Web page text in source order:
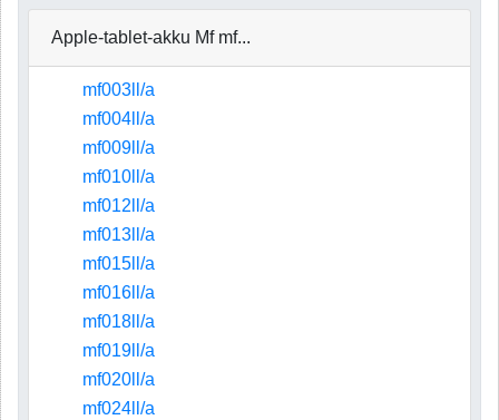
Apple-tablet-akku Mf mf...
mf003ll/a
mf004ll/a
mf009ll/a
mf010ll/a
mf012ll/a
mf013ll/a
mf015ll/a
mf016ll/a
mf018ll/a
mf019ll/a
mf020ll/a
mf024ll/a